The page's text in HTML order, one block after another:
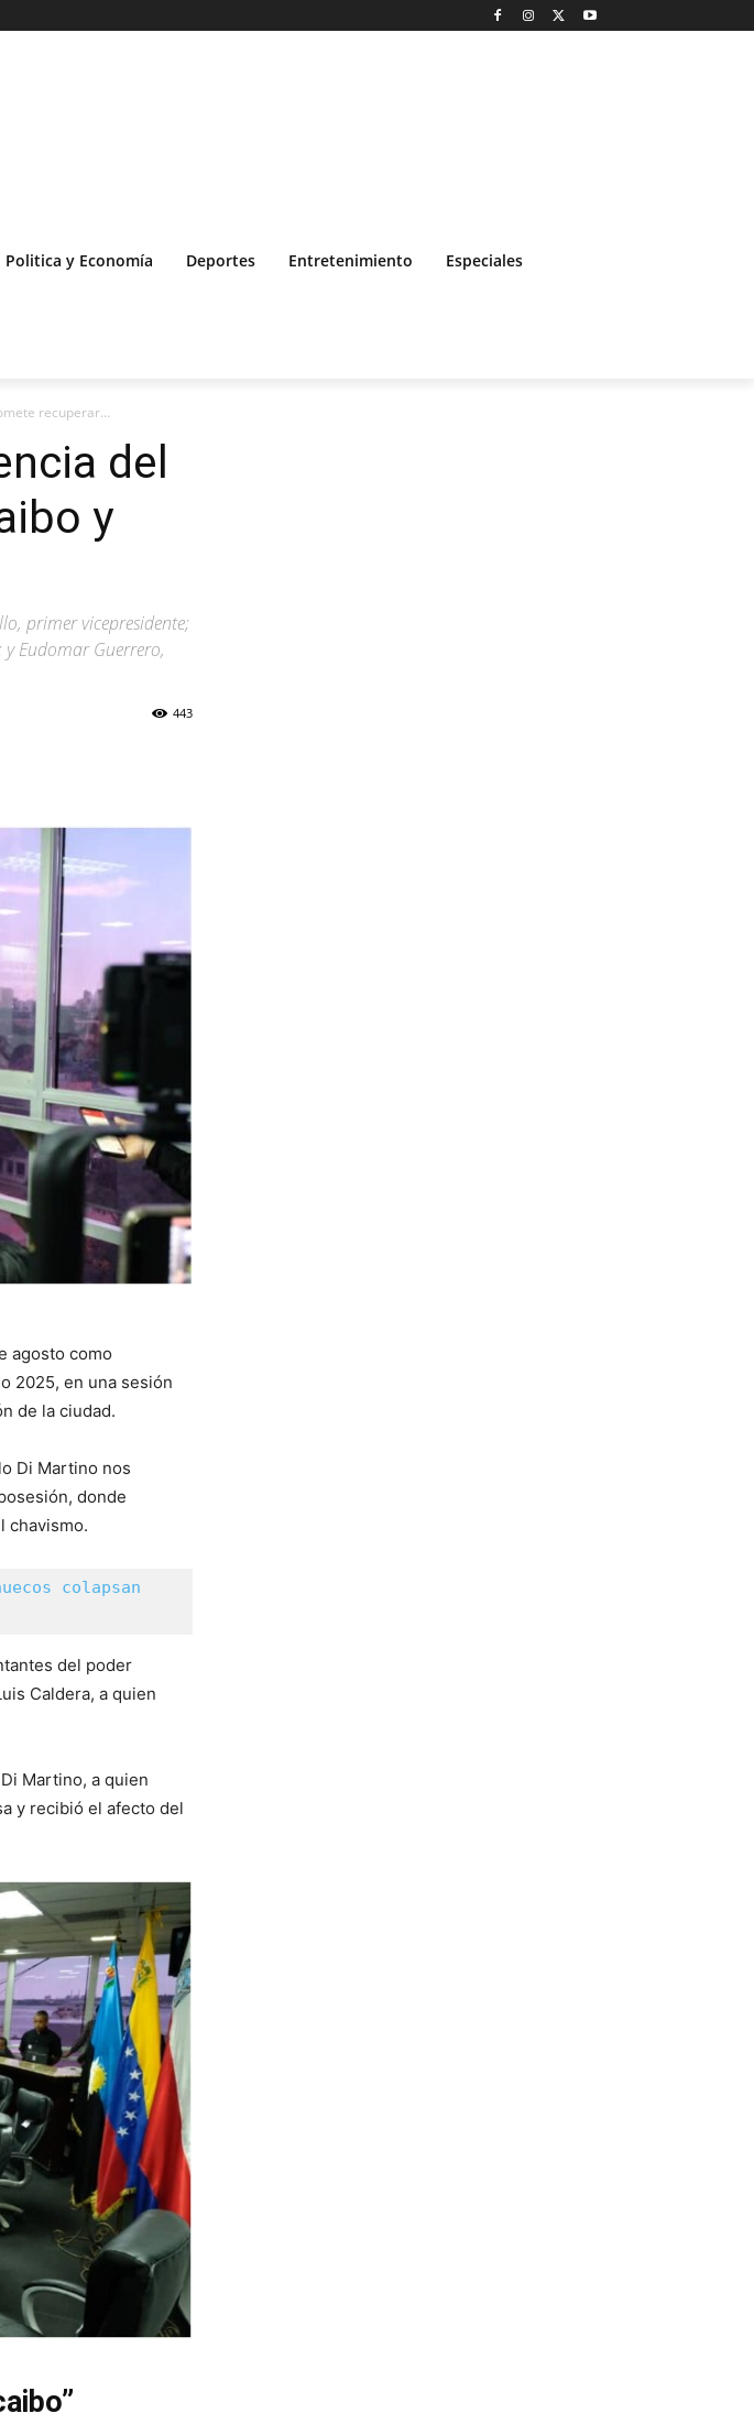
Politica y Economía Deportes Entretenimiento Especiales
recuperar...
del
y
primer vicepresidente;
Eudomar Guerrero,
443
agosto como
2025, en una sesión
de la ciudad.
Di Martino nos
donde
chavismo.
colapsan
del poder
Caldera, a quien
Martino, a quien
y recibió el afecto del